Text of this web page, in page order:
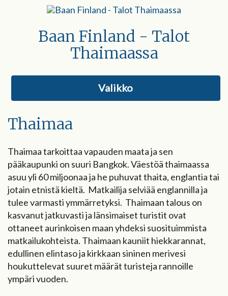
Baan Finland - Talot
Thaimaassa
Valikko
Thaimaa
Thaimaa tarkoittaa vapauden maata ja sen
pääkaupunki on suuri Bangkok. Väestöä thaimaassa
asuu yli 60 miljoonaa ja he puhuvat thaita, englantia tai
jotain etnistä kieltä. Matkailija selviää englannilla ja
tulee varmasti ymmärretyksi. Thaimaan talous on
kasvanut jatkuvasti ja länsimaiset turistit ovat
ottaneet aurinkoisen maan yhdeksi suosituimmista
matkailukohteista. Thaimaan kauniit hiekkarannat,
edullinen elintaso ja kirkkaan sininen merivesi
houkuttelevat suuret määrät turisteja rannoille
ympäri vuoden.